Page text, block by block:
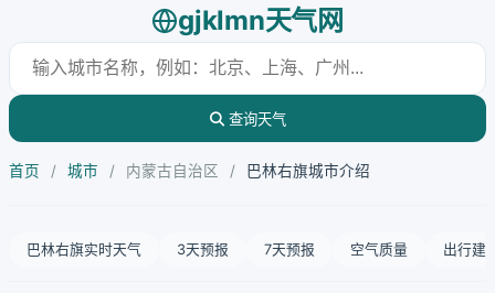
gjklmn天气网
查询天气
首页 / 城市 / 内蒙古自治区 / 巴林右旗城市介绍
巴林右旗实时天气 3天预报 7天预报 空气质量 出行建